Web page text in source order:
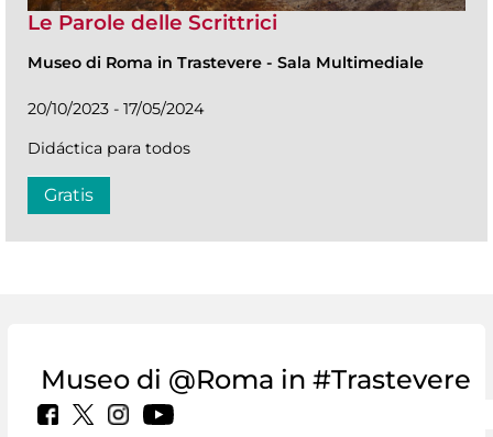
Le Parole delle Scrittrici
Museo di Roma in Trastevere - Sala Multimediale
20/10/2023 - 17/05/2024
Didáctica para todos
Gratis
Museo di @Roma in #Trastevere